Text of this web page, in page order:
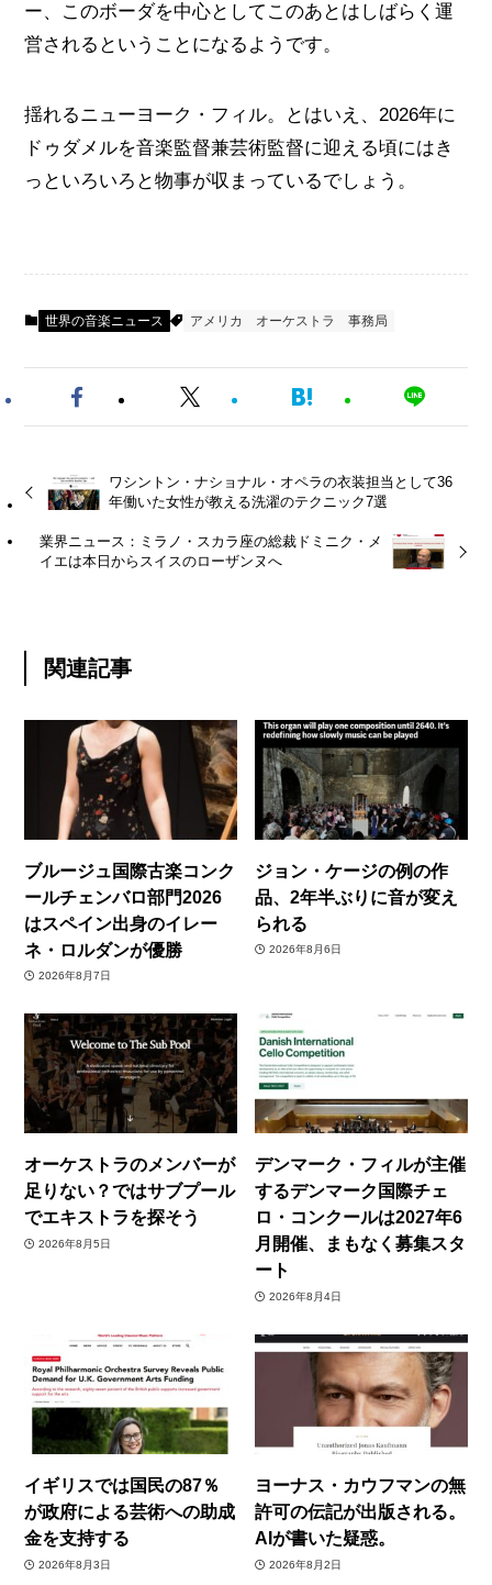
ー、このボーダを中心としてこのあとはしばらく運
営されるということになるようです。
揺れるニューヨーク・フィル。とはいえ、2026年に
ドゥダメルを音楽監督兼芸術監督に迎える頃にはき
っといろいろと物事が収まっているでしょう。
世界の音楽ニュース アメリカ オーケストラ 事務局
ワシントン・ナショナル・オペラの衣装担当として36
年働いた女性が教える洗濯のテクニック7選
業界ニュース：ミラノ・スカラ座の総裁ドミニク・メ
イエは本日からスイスのローザンヌへ
関連記事
ブルージュ国際古楽コンク
ールチェンバロ部門2026
はスペイン出身のイレー
ネ・ロルダンが優勝
2026年8月7日
ジョン・ケージの例の作
品、2年半ぶりに音が変え
られる
2026年8月6日
オーケストラのメンバーが
足りない？ではサブプール
でエキストラを探そう
2026年8月5日
デンマーク・フィルが主催
するデンマーク国際チェ
ロ・コンクールは2027年6
月開催、まもなく募集スタ
ート
2026年8月4日
イギリスでは国民の87％
が政府による芸術への助成
金を支持する
2026年8月3日
ヨーナス・カウフマンの無
許可の伝記が出版される。
AIが書いた疑惑。
2026年8月2日